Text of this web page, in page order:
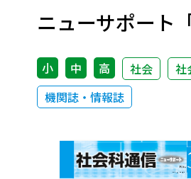
ニューサポート
小 中 高 社会 社
機関誌・情報誌